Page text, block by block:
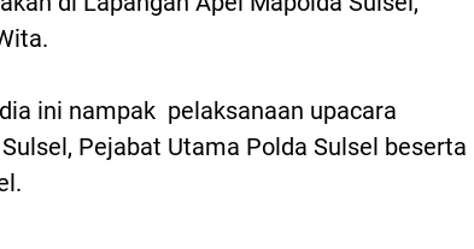
ini nampak pelaksanaan upacara
Pejabat Utama Polda Sulsel beserta